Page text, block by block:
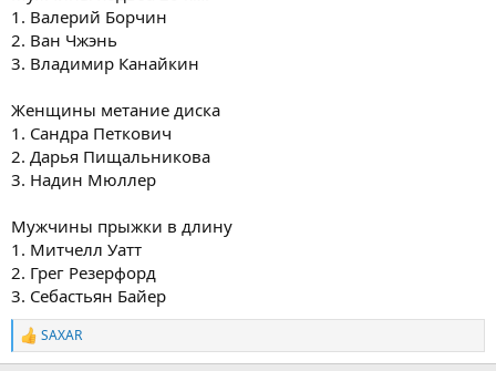
1. Валерий Борчин
2. Ван Чжэнь
3. Владимир Канайкин
Женщины метание диска
1. Сандра Петкович
2. Дарья Пищальникова
3. Надин Мюллер
Мужчины прыжки в длину
1. Митчелл Уатт
2. Грег Резерфорд
3. Себастьян Байер
Р
е
SAXAR